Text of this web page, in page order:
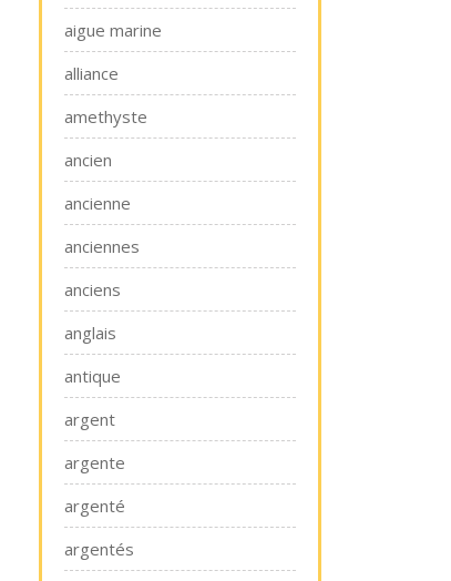
aigue marine
alliance
amethyste
ancien
ancienne
anciennes
anciens
anglais
antique
argent
argente
argenté
argentés